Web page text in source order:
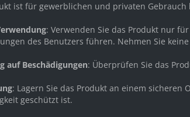
ist für gewerblichen und privaten
: Verwenden Sie das Produkt nur
des Benutzers führen. Nehmen Sie
auf Beschädigungen: Überprüfen Sie das
: Lagern Sie das Produkt an einem
geschützt ist.